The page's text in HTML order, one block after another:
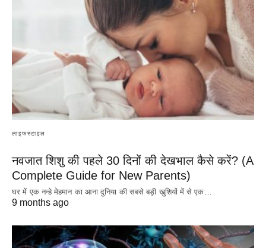
लाइफस्टाइल
नवजात शिशु की पहले 30 दिनों की देखभाल कैसे करें? (A
Complete Guide for New Parents)
घर में एक नन्हे मेहमान का आना दुनिया की सबसे बड़ी खुशियों में से एक…
9 months ago